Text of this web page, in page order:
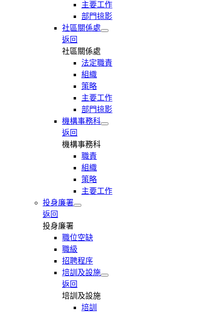
主要工作
部門掠影
社區關係處
返回
社區關係處
法定職責
組織
策略
主要工作
部門掠影
機構事務科
返回
機構事務科
職責
組織
策略
主要工作
投身廉署
返回
投身廉署
職位空缺
職級
招聘程序
培訓及設施
返回
培訓及設施
培訓